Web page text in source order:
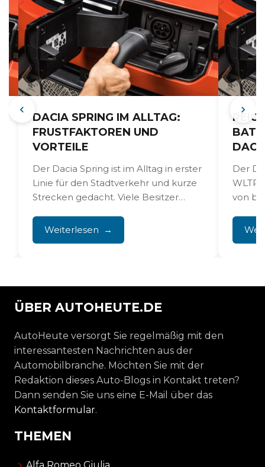
DACIA SPRING IM ALLTAG:
FRUSTFAKTOREN UND
VORTEILE
Der Dacia Spring ist im Alltag in erster
Linie für den Stadtverkehr und kurze
Strecken gedacht. Viele Besitzer
Weiterlesen
Der
von
ÜBER AUTOHEUTE.DE
AutoHeute versorgt Sie regelmäßig mit den
interessantesten Nachrichten aus der
Automobilbranche. Möchten Sie mit der
Redaktion dieses Auto-Blogs in Kontakt treten?
Dann senden Sie uns eine E-Mail über das
Kontaktformular.
THEMEN
Alfa Romeo Giulia